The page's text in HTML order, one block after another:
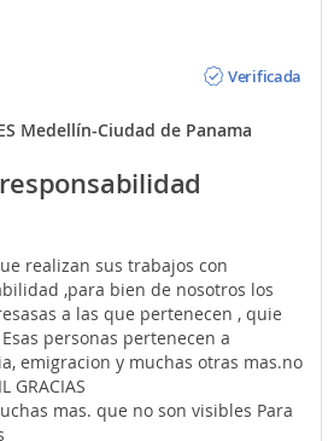
Los taxis compartidos salen
como haya suficiente
la inscripción de
parte delantera y son de la
El viaje puede durar 45
de
y decides ir en
Poblado (bajando la calle 10)
3 paradas más adelante
Exposiciones. Una vez
encontrarás el centro
y la parada de los micro buses.
de ir encoche de alquiler o
sobre los aparcamientos
Recuerda que Atrápalo
Verificada
Medellín-Ciudad de Panama
realizan sus trabajos con
,para bien de nosotros los
a las que pertenecen , quie
personas pertenecen a
emigracion y muchas otras mas.no
GRACIAS
mas. que no son visibles Para